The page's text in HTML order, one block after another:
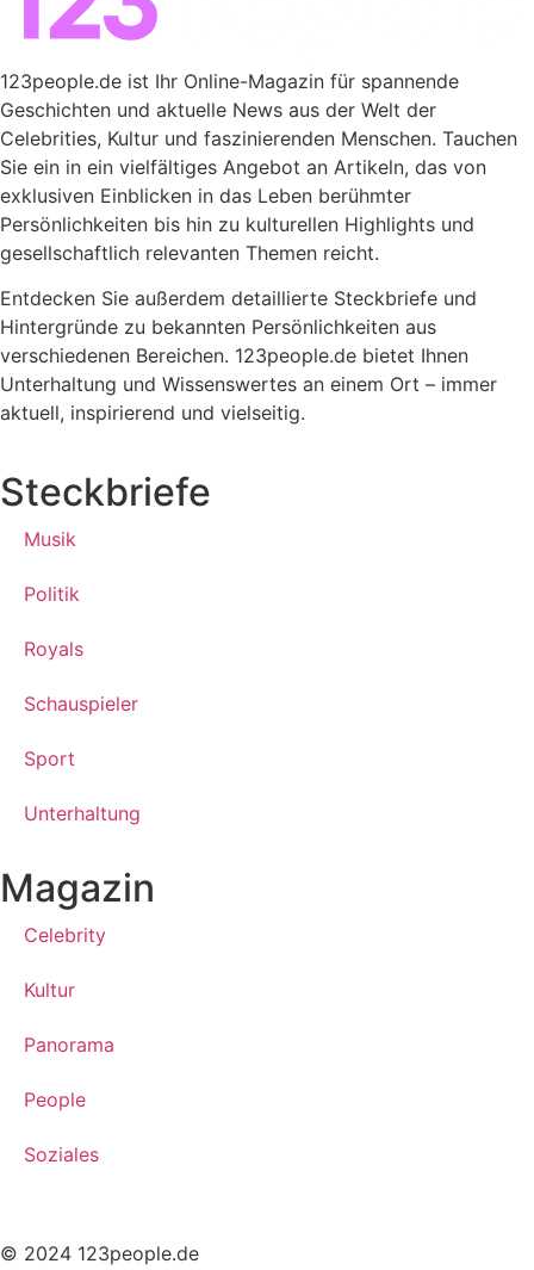
123people.de ist Ihr Online-Magazin für spannende
Geschichten und aktuelle News aus der Welt der
Celebrities, Kultur und faszinierenden Menschen. Tauchen
Sie ein in ein vielfältiges Angebot an Artikeln, das von
exklusiven Einblicken in das Leben berühmter
Persönlichkeiten bis hin zu kulturellen Highlights und
gesellschaftlich relevanten Themen reicht.
Entdecken Sie außerdem detaillierte Steckbriefe und
Hintergründe zu bekannten Persönlichkeiten aus
verschiedenen Bereichen. 123people.de bietet Ihnen
Unterhaltung und Wissenswertes an einem Ort – immer
aktuell, inspirierend und vielseitig.
Steckbriefe
Musik
Politik
Royals
Schauspieler
Sport
Unterhaltung
Magazin
Celebrity
Kultur
Panorama
People
Soziales
© 2024 123people.de